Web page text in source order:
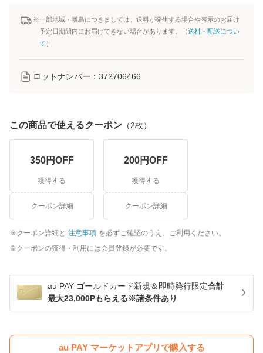
※一部地域・離島につきましては、送料が発生する場合や表示のお届け
予定日期間内にお届けできない場合があります。（送料・配送につい
て ）
ロットナンバー： 372706466
この商品で使えるクーポン （2枚）
350円OFF
獲得する
クーポン詳細
200円OFF
獲得する
クーポン詳細
クーポン詳細と 注意事項 を必ずご確認のうえ、ご利用ください。
クーポンの獲得・利用には会員登録が必要です。
au PAY ゴールドカード新規＆即時発行限定合計
最大23,000Pもらえる※諸条件あり
au PAY マーケットアプリで購入する